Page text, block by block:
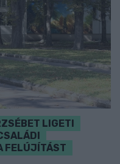
LIGETI
FELÚJÍTÁST